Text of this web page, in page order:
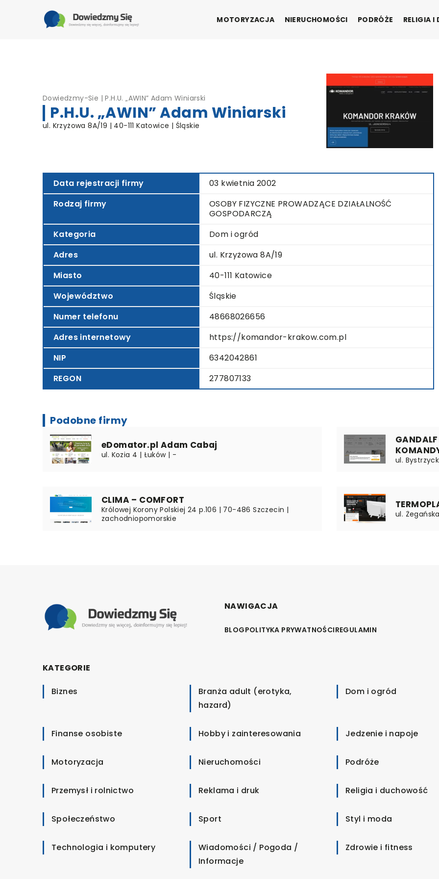
MOTORYZACJA NIERUCHOMOŚCI PODRÓŻE RELIGIA I
Dowiedzmy-Sie |P.H.U. „AWIN” Adam Winiarski
P.H.U. „AWIN” Adam Winiarski
ul. Krzyżowa 8A/19 | 40-111 Katowice | Śląskie
Data rejestracji firmy
03 kwietnia 2002
Rodzaj firmy
OSOBY FIZYCZNE PROWADZĄCE DZIAŁALNOŚĆ
GOSPODARCZĄ
Kategoria
Dom i ogród
Adres
ul. Krzyżowa 8A/19
Miasto
40-111 Katowice
Województwo
Śląskie
Numer telefonu
48668026656
Adres internetowy
https://komandor-krakow.com.pl
NIP
6342042861
REGON
277807133
Podobne firmy
eDomator.pl Adam Cabaj
ul. Kozia 4 | Łuków | -
ul.
CLIMA – COMFORT
Królowej Korony Polskiej 24 p.106 | 70-486 Szczecin |
zachodniopomorskie
ul.
NAWIGACJA
BLOGPOLITYKA PRYWATNOŚCIREGULAMIN
KATEGORIE
Biznes
Branża adult (erotyka,
hazard)
Dom i ogród
Finanse osobiste Hobby i zainteresowania Jedzenie i napoje
Motoryzacja Nieruchomości Podróże
Przemysł i rolnictwo Reklama i druk Religia i duchowość
Społeczeństwo Sport Styl i moda
Technologia i komputery
Wiadomości / Pogoda /
Informacje
Zdrowie i fitness